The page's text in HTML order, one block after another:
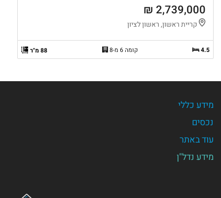
2,739,000 ₪
קריית ראשון, ראשון לציון
4.5 קומה 6 מ-8 88 מ"ר
מידע כללי
נכסים
עוד באתר
מידע נדל"ן